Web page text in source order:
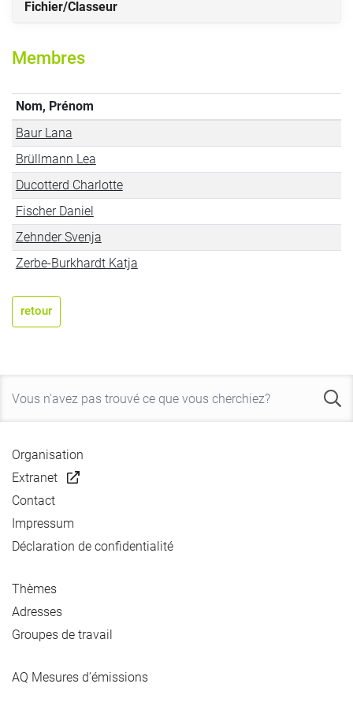
Fichier/Classeur
Membres
Nom, Prénom
Baur Lana
Brüllmann Lea
Ducotterd Charlotte
Fischer Daniel
Zehnder Svenja
Zerbe-Burkhardt Katja
retour
Organisation
Extranet
Contact
Impressum
Déclaration de confidentialité
Thèmes
Adresses
Groupes de travail
AQ Mesures d’émissions